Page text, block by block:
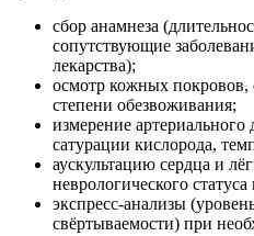
сбор анамнеза
сопутствующие
лекарства);
осмотр кожных покровов,
степени обезвоживания;
измерение артериального
сатурации кислорода,
аускультацию сердца и
неврологического
экспресс-анализы
свёртываемости) при